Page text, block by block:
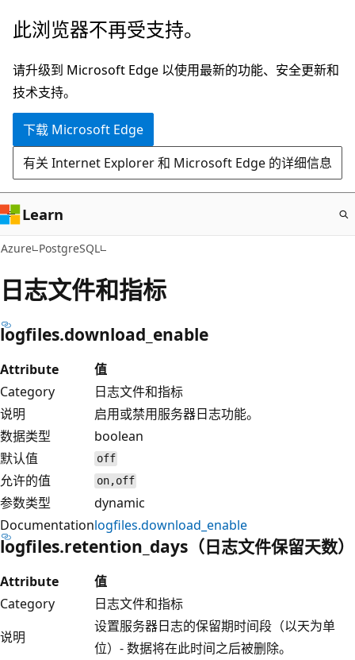
跳
主
要
内
此浏览器不再受支持。
请升级到 Microsoft Edge 以使用最新的功能、安全更新和
技术支持。
下载 Microsoft Edge
有关 Internet Explorer 和 Microsoft Edge 的详细信息
Learn
Azure PostgreSQL
日志文件和指标
logfiles.download_enable
Attribute
值
Category
日志文件和指标
说明
启用或禁用服务器日志功能。
数据类型
boolean
默认值
off
允许的值 on,off
参数类型
dynamic
Documentationlogfiles.download_enable
logfiles.retention_days（日志文件保留天数）
Attribute
值
Category
日志文件和指标
说明
设置服务器日志的保留期时间段（以天为单
位）- 数据将在此时间之后被删除。